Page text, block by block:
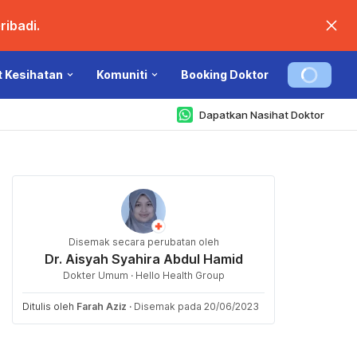
Kesihatan Komuniti Booking Doktor
Dapatkan Nasihat Doktor
Disemak secara perubatan oleh
Dr. Aisyah Syahira Abdul Hamid
Dokter Umum · Hello Health Group
Ditulis oleh Farah Aziz · Disemak pada 20/06/2023